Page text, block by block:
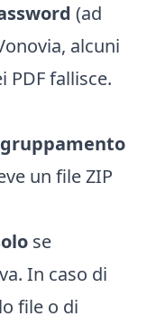
(ad
alcuni
PDF fallisce.
un file ZIP
se
In caso di
file o di